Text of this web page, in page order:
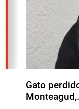
Gato